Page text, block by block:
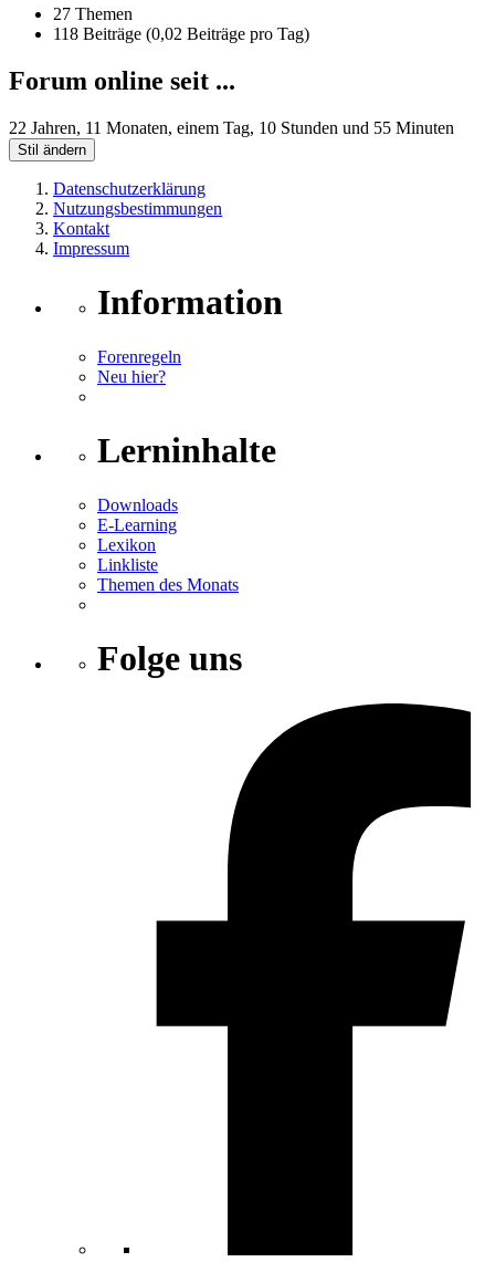
27 Themen
118 Beiträge (0,02 Beiträge pro Tag)
Forum online seit ...
22 Jahren, 11 Monaten, einem Tag, 10 Stunden und 55 Minuten
Stil ändern
Datenschutzerklärung
Nutzungsbestimmungen
Kontakt
Impressum
Information
Forenregeln
Neu hier?
Lerninhalte
Downloads
E-Learning
Lexikon
Linkliste
Themen des Monats
Folge uns